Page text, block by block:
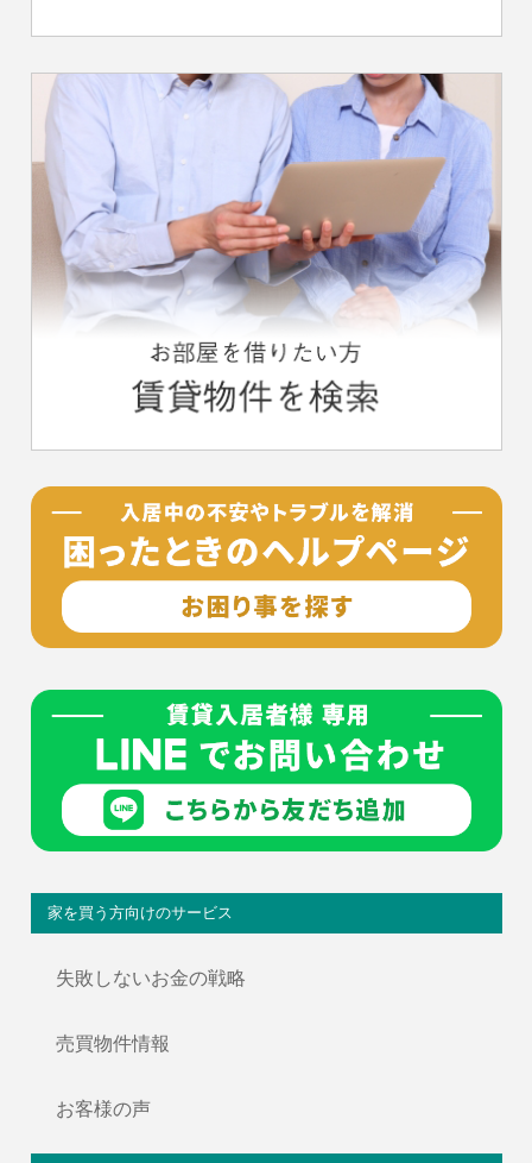
家を買う方向けのサービス
失敗しないお金の戦略
売買物件情報
お客様の声